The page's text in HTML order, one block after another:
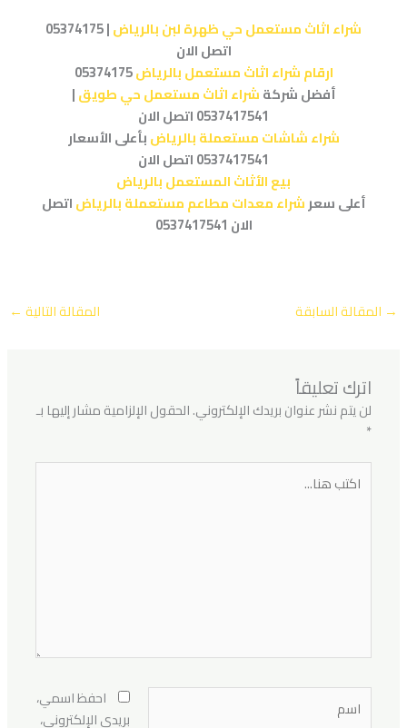
شراء اثاث مستعمل حي ظهرة لبن بالرياض | 05374175
اتصل الان
ارقام شراء اثاث مستعمل بالرياض05374175
أفضل شركةشراء اثاث مستعمل حي طويق|
0537417541 اتصل الان
شراء شاشات مستعملة بالرياضبأعلى الأسعار
0537417541 اتصل الان
بيع الأثاث المستعمل بالرياض
أعلى سعرشراء معدات مطاعم مستعملة بالرياضاتصل
الان 0537417541
→ المقالة السابقة المقالة التالية ←
اترك تعليقاً
لن يتم نشر عنوان بريدك الإلكتروني.الحقول الإلزامية مشار إليها بـ
*
هنا...
احفظ اسمي،
بريدي الإلكتروني،